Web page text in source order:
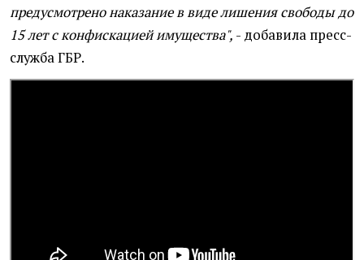
предусмотрено наказание в виде лишения свободы до
15 лет с конфискацией имущества", - добавила пресс-
служба ГБР.